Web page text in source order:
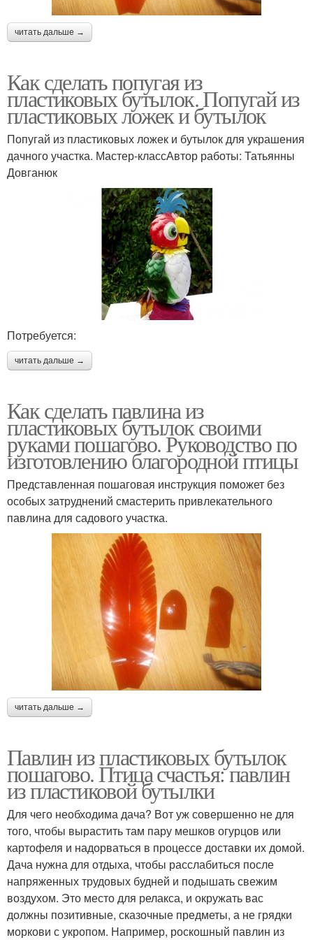
читать дальше →
Как сделать попугая из
пластиковых бутылок. Попугай из
пластиковых ложек и бутылок
Попугай из пластиковых ложек и бутылок для украшения
дачного участка. Мастер-классАвтор работы: Татьянны
Довганюк
Потребуется:
читать дальше →
Как сделать павлина из
пластиковых бутылок своими
руками пошагово. Руководство по
изготовлению благородной птицы
Представленная пошаговая инструкция поможет без
особых затруднений смастерить привлекательного
павлина для садового участка.
читать дальше →
Павлин из пластиковых бутылок
пошагово. Птица счастья: павлин
из пластиковой бутылки
Для чего необходима дача? Вот уж совершенно не для
того, чтобы вырастить там пару мешков огурцов или
картофеля и надорваться в процессе доставки их домой.
Дача нужна для отдыха, чтобы расслабиться после
напряженных трудовых будней и подышать свежим
воздухом. Это место для релакса, и окружать вас
должны позитивные, сказочные предметы, а не грядки
моркови с укропом. Например, роскошный павлин из